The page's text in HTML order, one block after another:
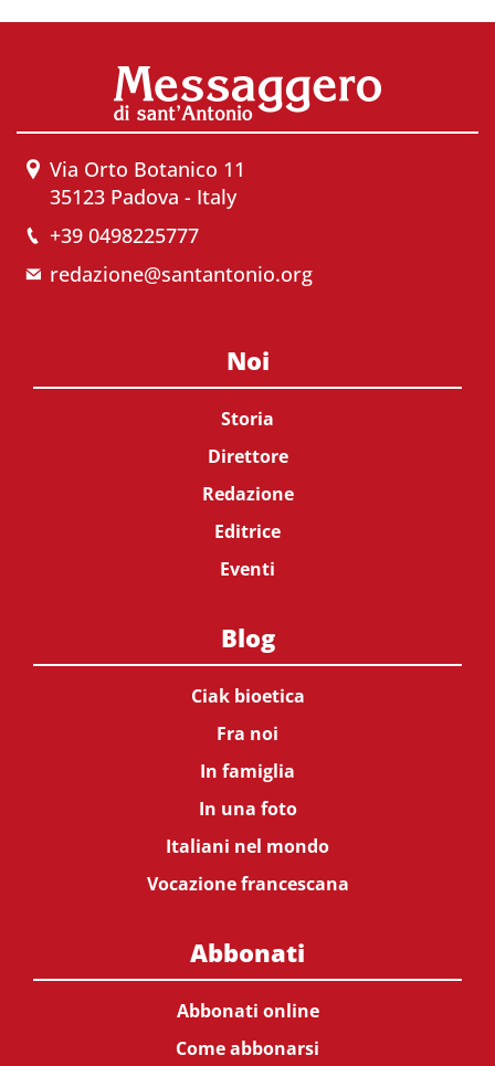
Via Orto Botanico 11
35123 Padova - Italy
+39 0498225777
redazione@santantonio.org
Noi
Storia
Direttore
Redazione
Editrice
Eventi
Blog
Ciak bioetica
Fra noi
In famiglia
In una foto
Italiani nel mondo
Vocazione francescana
Abbonati
Abbonati online
Come abbonarsi